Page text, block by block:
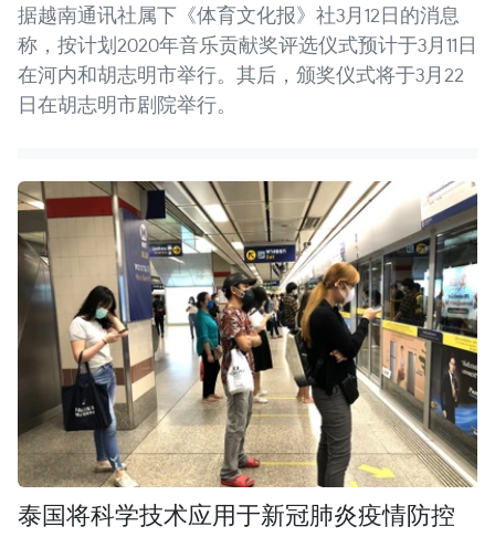
据越南通讯社属下《体育文化报》社3月12日的消息
称，按计划2020年音乐贡献奖评选仪式预计于3月11日
在河内和胡志明市举行。其后，颁奖仪式将于3月22
日在胡志明市剧院举行。
泰国将科学技术应用于新冠肺炎疫情防控